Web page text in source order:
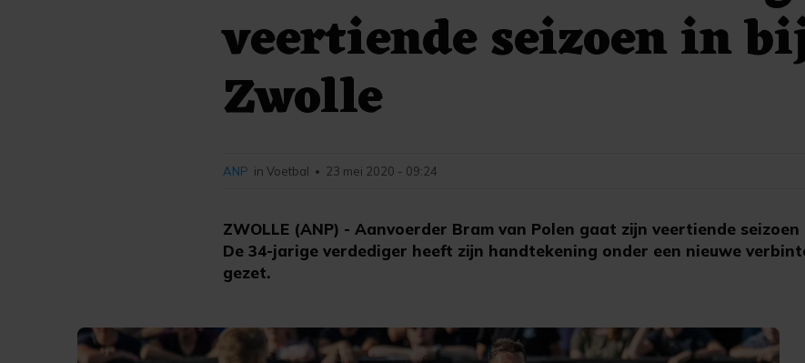
veertiende seizoen in
Zwolle
ZWOLLE (ANP) - Aanvoerder Bram van Polen gaat zijn veertiende seizoen
De 34-jarige verdediger heeft zijn handtekening onder een nieuwe
gezet.
ANP in Voetbal • 23 mei 2020 - 09:24